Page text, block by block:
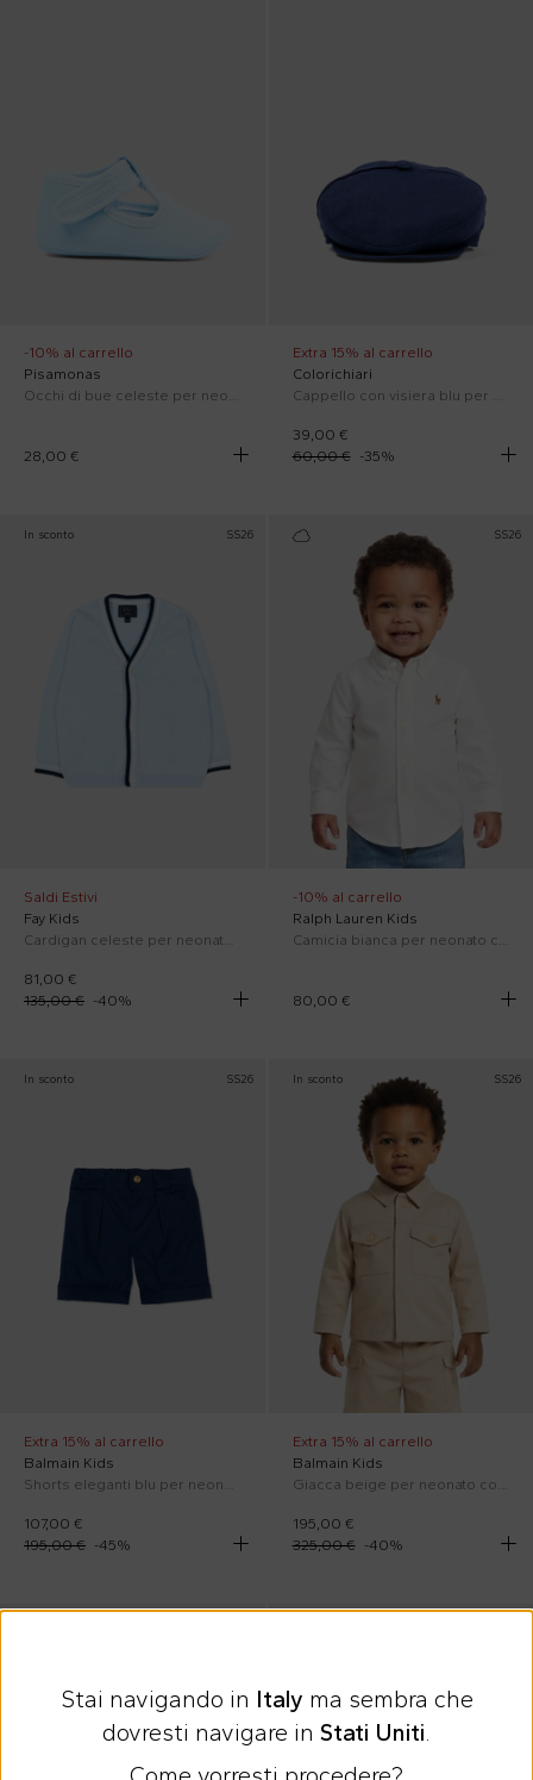
-10% al carrello
Pisamonas
Occhi di bue celeste per neonato
28,00 €
Extra 15% al carrello
Colorichiari
Cappello con visiera blu per neonato
39,00 €
60,00 €
-35%
In sconto SS26
Saldi Estivi
Fay Kids
Cardigan celeste per neonato con logo
81,00 €
135,00 € -40%
SS26
-10% al carrello
Ralph Lauren Kids
Camicia bianca per neonato con Polo Pony
80,00 €
In sconto SS26
Extra 15% al carrello
Balmain Kids
107,00 €
195,00 € -45%
In sconto SS26
Extra 15% al carrello
Balmain Kids
195,00 €
325,00 €
-40%
Stai navigando in Italy ma sembra che
dovresti navigare in Stati Uniti